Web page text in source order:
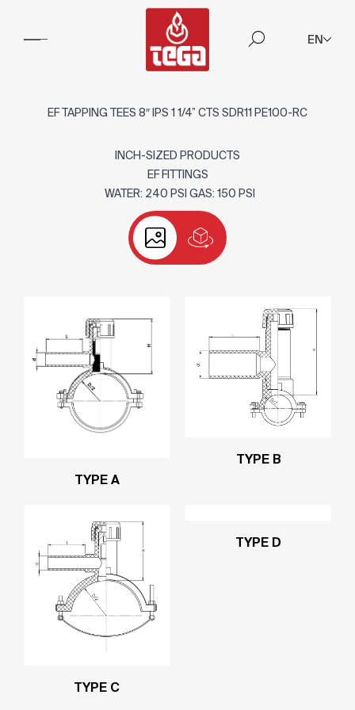
EN
EF TAPPING TEES 8″ IPS 1 1/4” CTS SDR11 PE100-RC
INCH-SIZED PRODUCTS
EF FITTINGS
WATER: 240 PSI GAS: 150 PSI
TYPE A
TYPE B
TYPE C
TYPE D